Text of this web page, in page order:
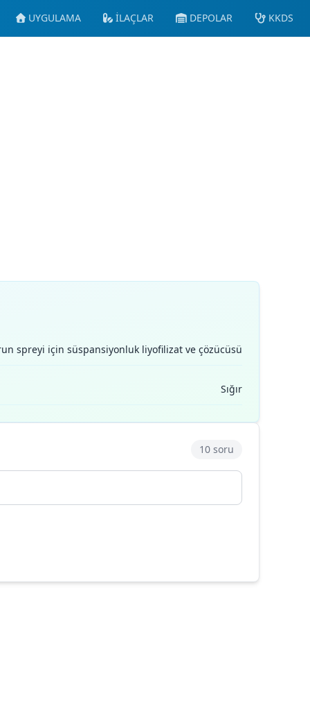
UYGULAMA İLAÇLAR DEPOLAR KKDS
spreyi i̇çin süspansiyonluk liyofilizat ve çözücüsü
Sığır
10 soru